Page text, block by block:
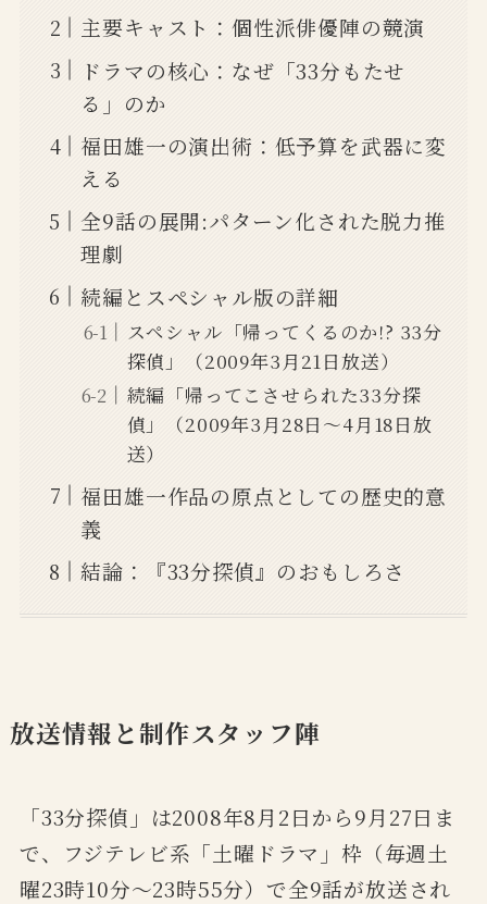
主要キャスト：個性派俳優陣の競演
ドラマの核心：なぜ「33分もたせ
る」のか
福田雄一の演出術：低予算を武器に変
える
全9話の展開:パターン化された脱力推
理劇
続編とスペシャル版の詳細
スペシャル「帰ってくるのか!? 33分
探偵」（2009年3月21日放送）
続編「帰ってこさせられた33分探
偵」（2009年3月28日〜4月18日放
送）
福田雄一作品の原点としての歴史的意
義
結論：『33分探偵』のおもしろさ
放送情報と制作スタッフ陣
「33分探偵」は2008年8月2日から9月27日ま
で、フジテレビ系「土曜ドラマ」枠（毎週土
曜23時10分〜23時55分）で全9話が放送され